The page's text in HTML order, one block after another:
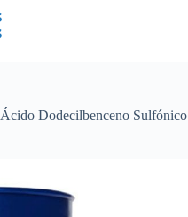
Ácido Dodecilbenceno Sulfónico